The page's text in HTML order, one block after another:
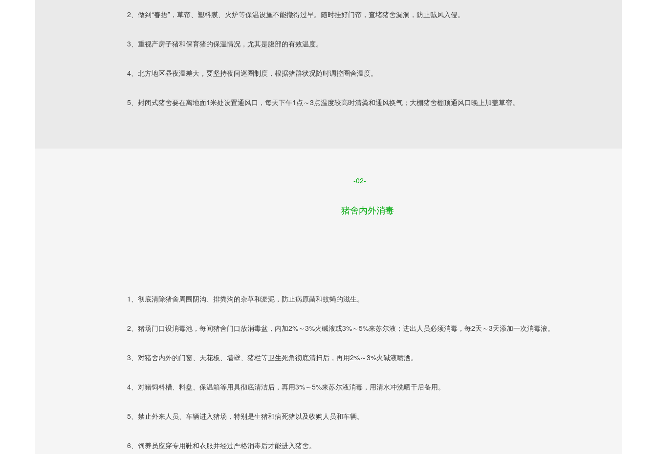
					2、做到“春捂”，草帘、塑料膜、火炉等保温设施不能撤得过早。随时挂好门帘，查堵猪舍漏洞，防止贼风入侵。
					3、重视产房子猪和保育猪的保温情况，尤其是腹部的有效温度。
4、北方地区昼夜温差大，要坚持夜间巡圈制度，根据猪群状况随时调控圈舍温度。
5、封闭式猪舍要在离地面1米处设置通风口，每天下午1点～3点温度较高时清粪和通风换气；大棚猪舍棚顶通风口晚上加盖草帘。
-02-
猪舍内外消毒
					1、彻底清除猪舍周围阴沟、排粪沟的杂草和淤泥，防止病原菌和蚊蝇的滋生。
					2、猪场门口设消毒池，每间猪舍门口放消毒盆，内加2%～3%火碱液或3%～5%来苏尔液；进出人员必须消毒，每2天～3天添加一次消毒液。
					3、对猪舍内外的门窗、天花板、墙壁、猪栏等卫生死角彻底清扫后，再用2%～3%火碱液喷洒。
					4、对猪饲料槽、料盘、保温箱等用具彻底清洁后，再用3%～5%来苏尔液消毒，用清水冲洗晒干后备用。
					5、禁止外来人员、车辆进入猪场，特别是生猪和病死猪以及收购人员和车辆。
					6、饲养员应穿专用鞋和衣服并经过严格消毒后才能进入猪舍。